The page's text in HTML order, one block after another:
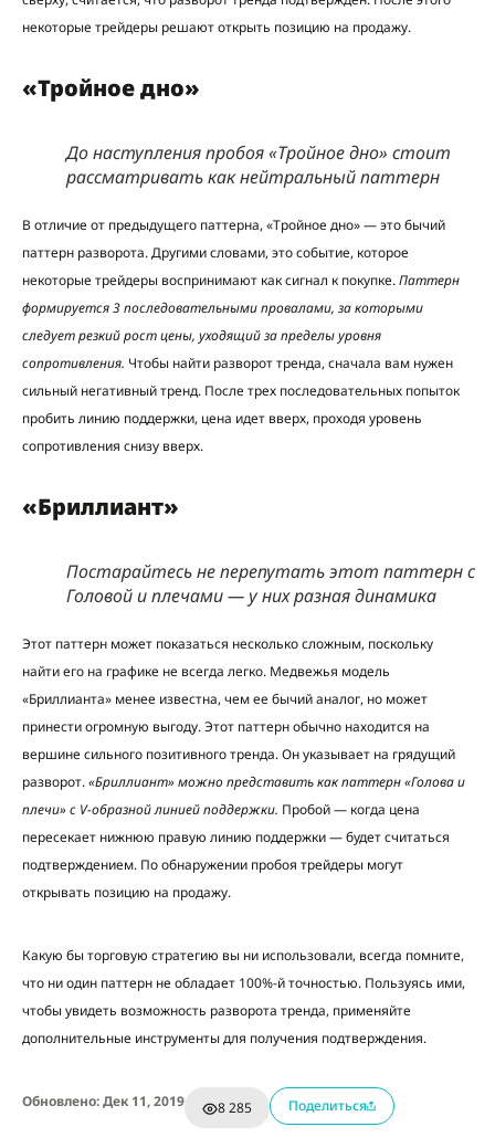
некоторые трейдеры решают открыть позицию на продажу.
«Тройное дно»
До наступления пробоя «Тройное дно» стоит
рассматривать как нейтральный паттерн
В отличие от предыдущего паттерна, «Тройное дно» — это бычий
паттерн разворота. Другими словами, это событие, которое
некоторые трейдеры воспринимают как сигнал к покупке.Паттерн
формируется 3 последовательными провалами, за которыми
следует резкий рост цены, уходящий за пределы уровня
сопротивления. Чтобы найти разворот тренда, сначала вам нужен
сильный негативный тренд. После трех последовательных попыток
пробить линию поддержки, цена идет вверх, проходя уровень
сопротивления снизу вверх.
«Бриллиант»
Постарайтесь не перепутать этот паттерн с
Головой и плечами — у них разная динамика
Этот паттерн может показаться несколько сложным, поскольку
найти его на графике не всегда легко. Медвежья модель
«Бриллианта» менее известна, чем ее бычий аналог, но может
принести огромную выгоду. Этот паттерн обычно находится на
вершине сильного позитивного тренда. Он указывает на грядущий
разворот.«Бриллиант» можно представить как паттерн «Голова и
плечи» с V-образной линией поддержки. Пробой — когда цена
пересекает нижнюю правую линию поддержки — будет считаться
подтверждением. По обнаружении пробоя трейдеры могут
открывать позицию на продажу.
Какую бы торговую стратегию вы ни использовали, всегда помните,
что ни один паттерн не обладает 100%-й точностью. Пользуясь ими,
чтобы увидеть возможность разворота тренда, применяйте
дополнительные инструменты для получения подтверждения.
Обновлено: Дек 11, 2019 8 285 Поделиться